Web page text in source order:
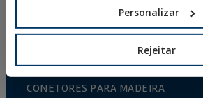
Personalizar
Rejeitar
PARAFUSOS BROCA, ROSCA CHAPA E
PARAFUSOS PARA MADEIRA
ESCÁPULAS, PITÕES/CAMARÕES E
CONETORES PARA MADEIRA